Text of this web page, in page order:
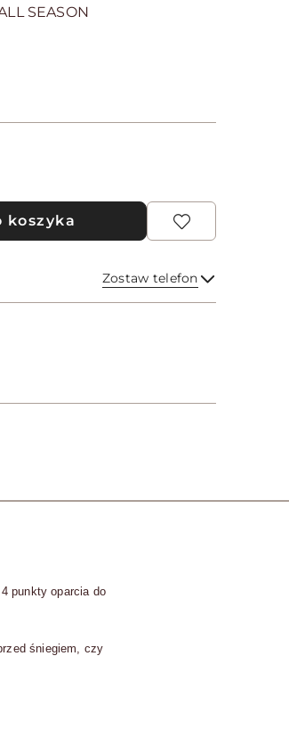
SEASON
koszyka
Zostaw telefon
Wyślij
punkty oparcia do
śniegiem, czy